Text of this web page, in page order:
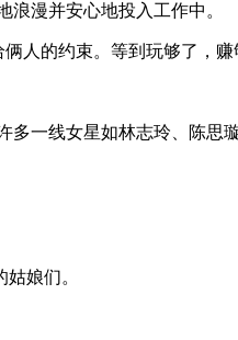
漫并安心地投入工作中。
人的约束。等到玩够了，
一线女星如林志玲、陈
娘们。